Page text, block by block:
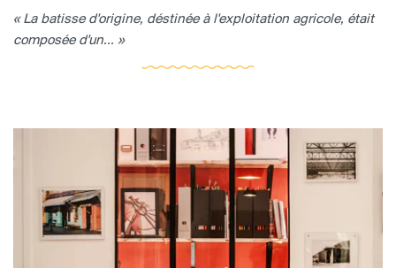
« La batisse d'origine, déstinée à l'exploitation agricole, était
composée d'un... »